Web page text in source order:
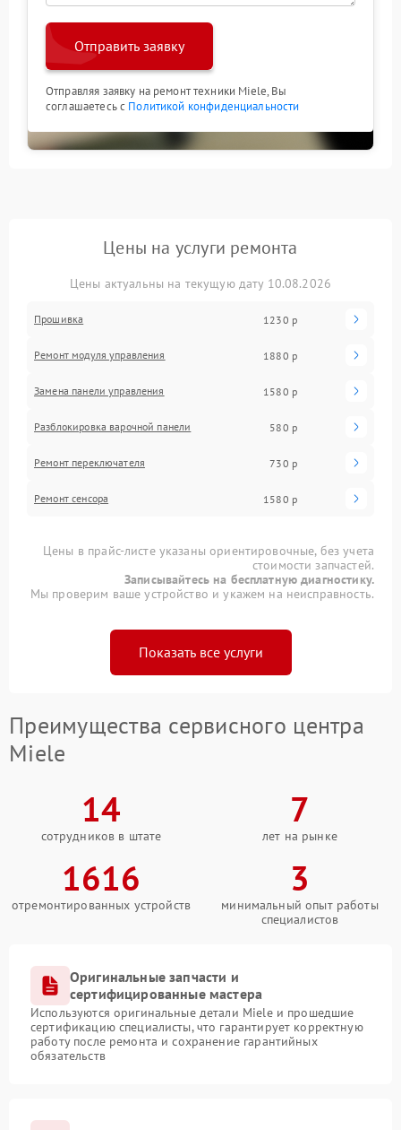
Отправить заявку
Отправляя заявку на ремонт техники Miele, Вы
соглашаетесь с Политикой конфиденциальности
Цены на услуги ремонта
Цены актуальны на текущую дату 10.08.2026
Прошивка 1230 р
Ремонт модуля управления 1880 р
Замена панели управления 1580 р
Разблокировка варочной панели 580 р
Ремонт переключателя 730 р
Ремонт сенсора 1580 р
Цены в прайс-листе указаны ориентировочные, без учета
стоимости запчастей.
Записывайтесь на бесплатную диагностику.
Мы проверим ваше устройство и укажем на неисправность.
Показать все услуги
Преимущества сервисного центра
Miele
14
сотрудников в штате
7
лет на рынке
1616
отремонтированных устройств
3
минимальный опыт работы
специалистов
Оригинальные запчасти и
сертифицированные мастера
Используются оригинальные детали Miele и прошедшие
сертификацию специалисты, что гарантирует корректную
работу после ремонта и сохранение гарантийных
обязательств